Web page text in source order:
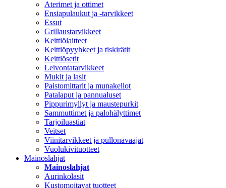
Aterimet ja ottimet
Ensiapulaukut ja -tarvikkeet
Essut
Grillaustarvikkeet
Keittiölaitteet
Keittiöpyyhkeet ja tiskirätit
Keittiösetit
Leivontatarvikkeet
Mukit ja lasit
Paistomittarit ja munakellot
Patalaput ja pannualuset
Pippurimyllyt ja maustepurkit
Sammuttimet ja palohälyttimet
Tarjoiluastiat
Veitset
Viinitarvikkeet ja pullonavaajat
Vuolukivituotteet
Mainoslahjat
Mainoslahjat
Aurinkolasit
Kustomoitavat tuotteet